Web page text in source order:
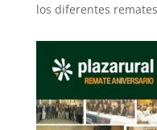
los diferentes